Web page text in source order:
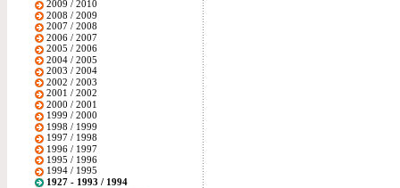
2009 / 2010
2008 / 2009
2007 / 2008
2006 / 2007
2005 / 2006
2004 / 2005
2003 / 2004
2002 / 2003
2001 / 2002
2000 / 2001
1999 / 2000
1998 / 1999
1997 / 1998
1996 / 1997
1995 / 1996
1994 / 1995
1927 - 1993 / 1994